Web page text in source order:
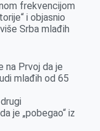
l
frekvencijom
i objasnio
Srba mlađih
na Prvoj da je
mlađih od 65
je „pobegao“ iz